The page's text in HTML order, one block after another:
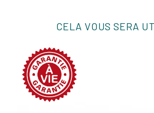
CELA VOUS SERA